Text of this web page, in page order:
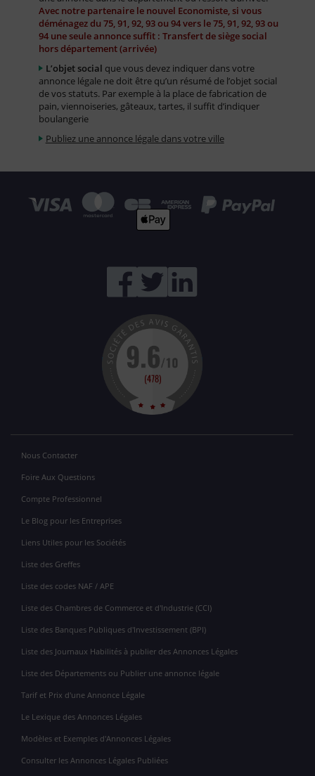
Avec notre partenaire le nouvel Economiste, si vous
déménagez du 75, 91, 92, 93 ou 94 vers le 75, 91, 92, 93 ou
94 une seule annonce suffit : Transfert de siège social
hors département (arrivée)
L’objet social que vous devez indiquer dans votre
annonce légale ne doit être qu’un résumé de l’objet social
de vos statuts. Par exemple à la place de fabrication de
pain, viennoiseries, gâteaux, tartes, il suffit d’indiquer
boulangerie
Publiez une annonce légale dans votre ville
Nous Contacter
Foire Aux Questions
Compte Professionnel
Le Blog pour les Entreprises
Liens Utiles pour les Sociétés
Liste des Greffes
Liste des codes NAF / APE
Liste des Chambres de Commerce et d'Industrie (CCI)
Liste des Banques Publiques d'Investissement (BPI)
Liste des Journaux Habilités à publier des Annonces Légales
Liste des Départements ou Publier une annonce légale
Tarif et Prix d'une Annonce Légale
Le Lexique des Annonces Légales
Modèles et Exemples d'Annonces Légales
Consulter les Annonces Légales Publiées